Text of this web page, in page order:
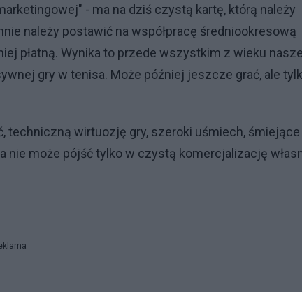
- ma na dziś czystą kartę, którą należy
należy postawić na współpracę średniookresową
płatną. Wynika to przede wszystkim z wieku
gry w tenisa. Może później jeszcze grać, ale
techniczną wirtuozję gry, szeroki uśmiech, śmiejące
nie może pójść tylko w czystą komercjalizację